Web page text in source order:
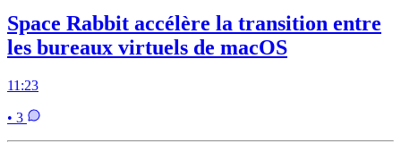
Space Rabbit accélère la transition entre
les bureaux virtuels de macOS
11:23
• 3